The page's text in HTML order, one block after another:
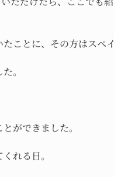
ことに、その方はスペイ
。
ができました。
れる日。